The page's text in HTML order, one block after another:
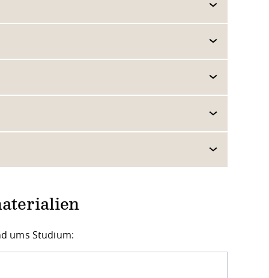
ums Studium: